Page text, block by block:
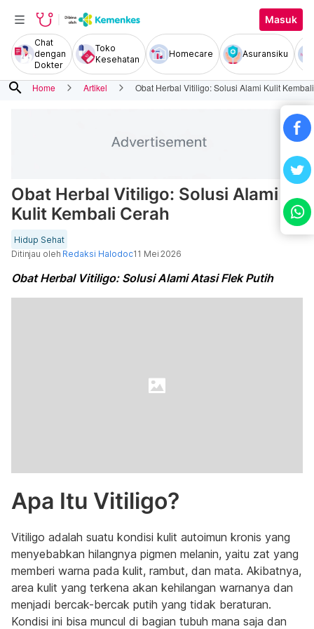
Masuk
Chat
dengan
Dokter
Toko
Kesehatan
Homecare Asuransiku
search Home Artikel Obat Herbal Vitiligo: Solusi Alami Kulit
Obat Herbal Vitiligo: Solusi Alami
Kulit Kembali Cerah
Hidup Sehat
Ditinjau oleh Redaksi Halodoc11 Mei 2026
Obat Herbal Vitiligo: Solusi Alami Atasi Flek Putih
Apa Itu Vitiligo?
Vitiligo adalah suatu kondisi kulit autoimun kronis yang
menyebabkan hilangnya pigmen melanin, yaitu zat yang
memberi warna pada kulit, rambut, dan mata. Akibatnya,
area kulit yang terkena akan kehilangan warnanya dan
menjadi bercak-bercak putih yang tidak beraturan.
Kondisi ini bisa muncul di bagian tubuh mana saja dan